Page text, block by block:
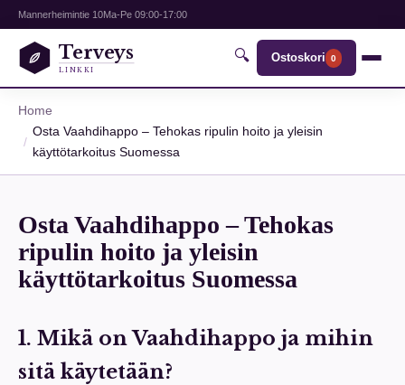
Mannerheimintie 10Ma-Pe 09:00-17:00
Terveys
LINKKI
🔍 Ostoskori 0
Home
Osta Vaahdihappo – Tehokas ripulin hoito ja yleisin
käyttötarkoitus Suomessa
Osta Vaahdihappo – Tehokas
ripulin hoito ja yleisin
käyttötarkoitus Suomessa
1. Mikä on Vaahdihappo ja mihin
sitä käytetään?